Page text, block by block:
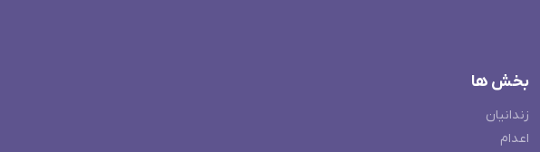
بخش ها
زندانیان
اعدام